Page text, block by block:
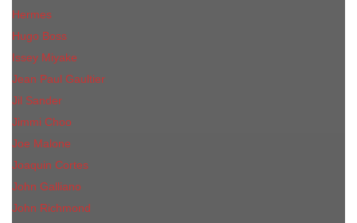
Hermes
Hugo Boss
Issey Miyake
Jean Paul Gaultier
Jil Sander
Jimmi Choo
Jое Malоnе
Joaquin Cortes
John Galliano
John Richmond